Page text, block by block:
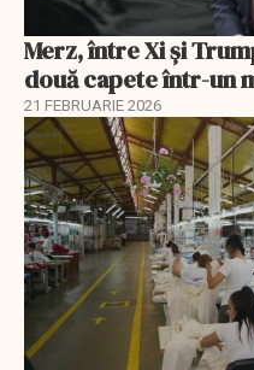
Merz, între Xi și
două capete într-un
21 FEBRUARIE 2026